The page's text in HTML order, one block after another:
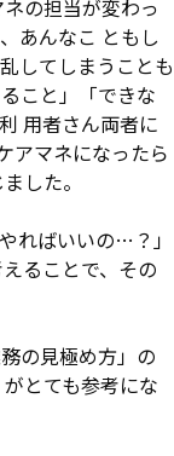
の担当が変わっ
あんなこ ともし
してしまうことも
こと」「できな
用者さん両者に
アマネになったら
した。
ればいいの…？」
ることで、その
の見極め方」の
とても参考にな